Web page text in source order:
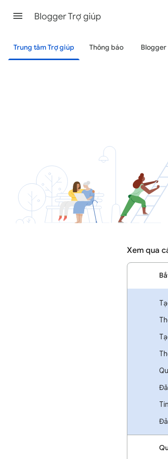
Blogger Trợ giúp
Trung tâm Trợ giúp Thông báo Blogger
Xem qua